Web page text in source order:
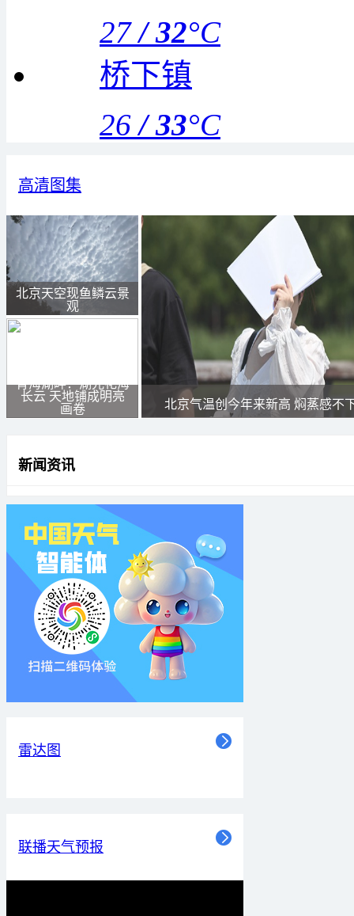
27 /32°C
桥下镇
26 /33°C
高清图集
北京天空现鱼鳞云景
观
青海湖畔：湖光花海
长云 天地铺成明亮
画卷
北京气温创今年来新高 焖蒸感不
新闻资讯
雷达图
联播天气预报